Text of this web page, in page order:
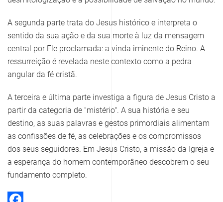
A segunda parte trata do Jesus histórico e interpreta o
sentido da sua ação e da sua morte à luz da mensagem
central por Ele proclamada: a vinda iminente do Reino. A
ressurreição é revelada neste contexto como a pedra
angular da fé cristã.
A terceira e última parte investiga a figura de Jesus Cristo a
partir da categoria de "mistério". A sua história e seu
destino, as suas palavras e gestos primordiais alimentam
as confissões de fé, as celebrações e os compromissos
dos seus seguidores. Em Jesus Cristo, a missão da Igreja e
a esperança do homem contemporâneo descobrem o seu
fundamento completo.